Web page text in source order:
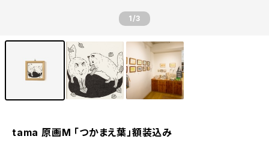
1/3
tama 原画M 「つかまえ葉」額装込み